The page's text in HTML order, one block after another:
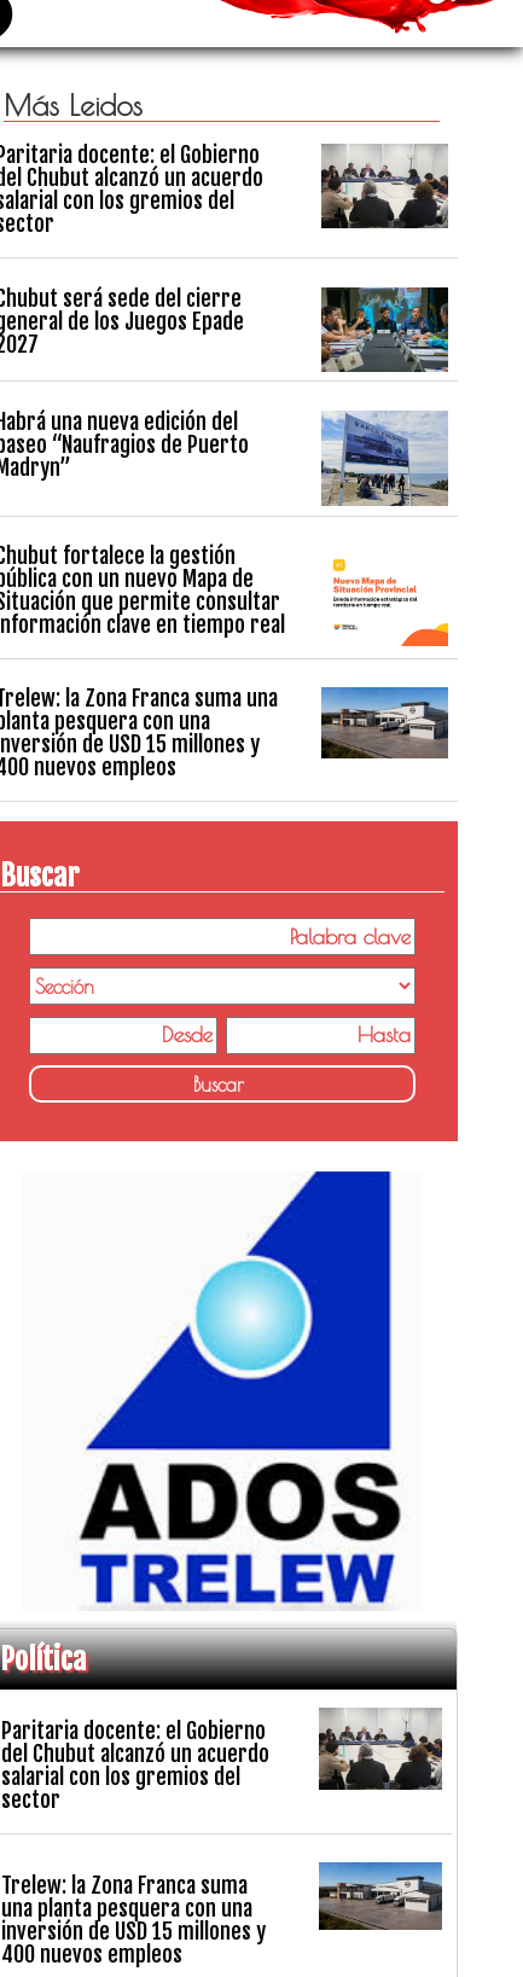
Más Leidos
Paritaria docente: el Gobierno
Chubut alcanzó un acuerdo
con los gremios del
será sede del cierre
de los Juegos Epade
Habrá una nueva edición del
“Naufragios de Puerto
Madryn”
fortalece la gestión
con un nuevo Mapa de
que permite consultar
clave en tiempo real
la Zona Franca suma una
pesquera con una
de USD 15 millones y
nuevos empleos
Buscar
Política
Paritaria docente: el Gobierno
del Chubut alcanzó un acuerdo
salarial con los gremios del
sector
Trelew: la Zona Franca suma
una planta pesquera con una
inversión de USD 15 millones y
400 nuevos empleos